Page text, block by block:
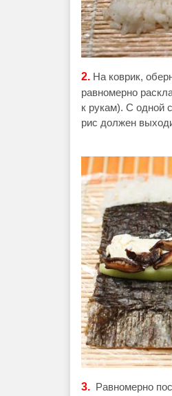
2. На коврик,
равномерно
к рукам). С одной
рис должен
3. Равномерно